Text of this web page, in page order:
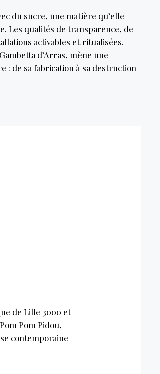
du sucre, une matière qu’elle
Les qualités de transparence, de
activables et ritualisées.
d’Arras, mène une
: de sa fabrication à sa destruction
de Lille 3000 et
Pom Pidou,
contemporaine